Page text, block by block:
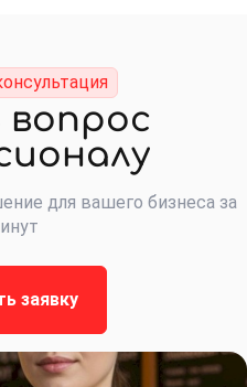
для вашего бизнеса за
заявку